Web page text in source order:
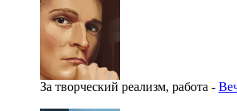
За творческий реализм, работа -